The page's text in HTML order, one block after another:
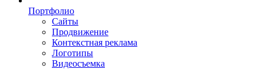
Портфолио
Сайты
Продвижение
Контекстная реклама
Логотипы
Видеосъемка